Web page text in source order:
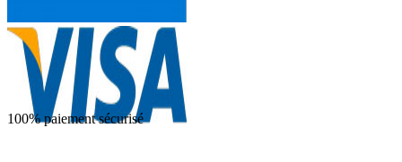
100% paiement sécurisé